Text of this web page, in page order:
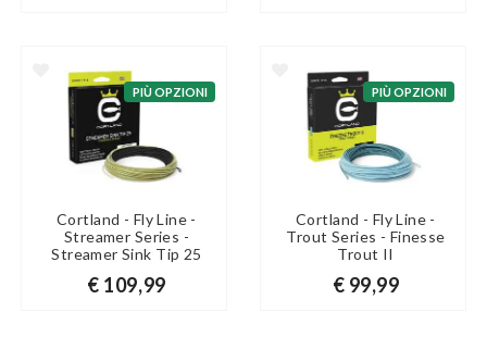
PIÙ OPZIONI
Cortland - Fly Line -
Streamer Series -
Streamer Sink Tip 25
€ 109,99
PIÙ OPZIONI
Cortland - Fly Line -
Trout Series - Finesse
Trout II
€ 99,99